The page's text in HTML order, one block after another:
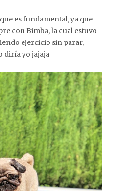
es fundamental, ya que
con Bimba, la cual estuvo
ejercicio sin parar,
diría yo jajaja